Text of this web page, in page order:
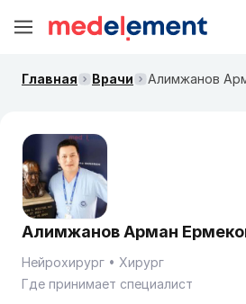
Главная Врачи Алимжанов
Алимжанов Арман
Нейрохирург
Хирург
Где принимает специалист